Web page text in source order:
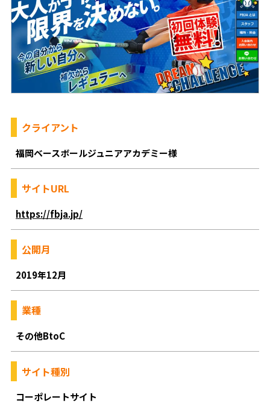
クライアント
福岡ベースボールジュニアアカデミー様
サイトURL
https://fbja.jp/
公開月
2019年12月
業種
その他BtoC
サイト種別
コーポレートサイト